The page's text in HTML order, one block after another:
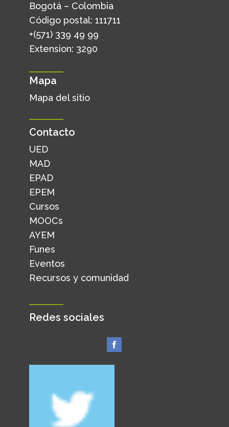
Bogotá – Colombia
Código postal: 111711
+(571) 339 49 99
Extension: 3290
Mapa
Mapa del sitio
Contacto
UED
MAD
EPAD
EPEM
Cursos
MOOCs
AYEM
Funes
Eventos
Recursos y comunidad
Redes sociales